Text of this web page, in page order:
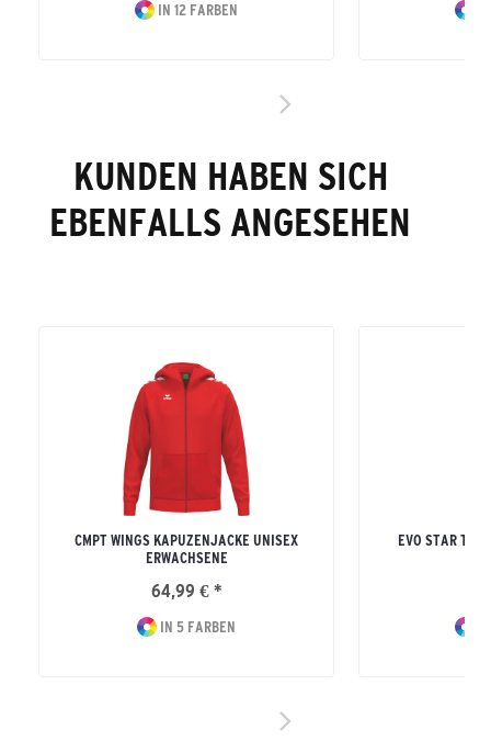
IN 12 FARBEN
KUNDEN HABEN SICH
EBENFALLS ANGESEHEN
CMPT WINGS KAPUZENJACKE UNISEX
ERWACHSENE
64,99 € *
IN 5 FARBEN
EVO STAR